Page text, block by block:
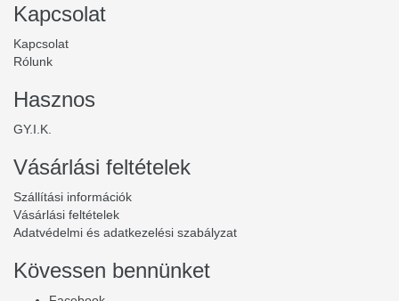
Kapcsolat
Kapcsolat
Rólunk
Hasznos
GY.I.K.
Vásárlási feltételek
Szállítási információk
Vásárlási feltételek
Adatvédelmi és adatkezelési szabályzat
Kövessen bennünket